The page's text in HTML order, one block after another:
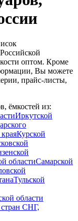
оптом. Кроме
Вы можете
прайс-листы,
ёмкостей из:
Иркутской
Курской
областиСамарской
Тульской
области
стран СНГ,